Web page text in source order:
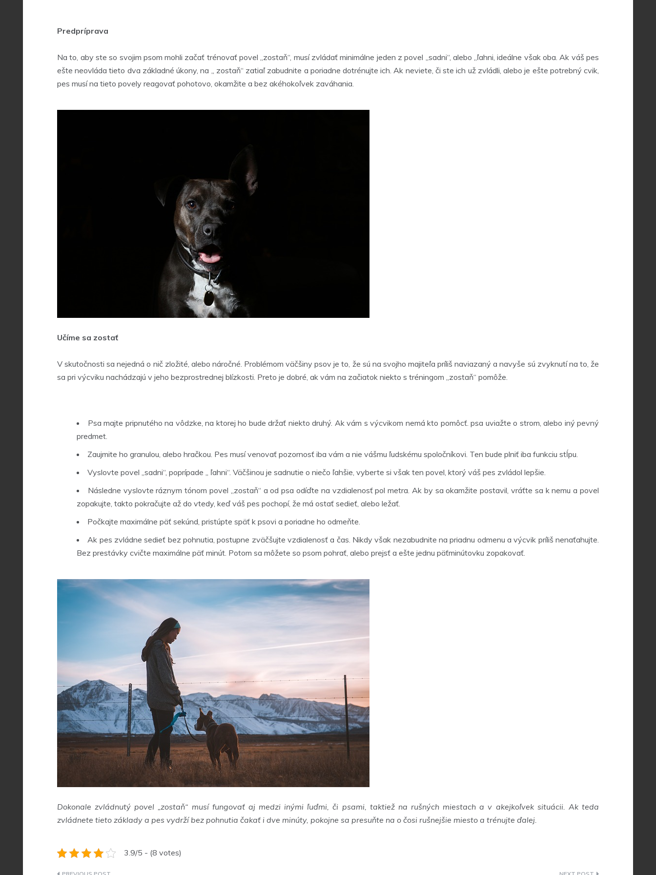
Predpríprava
Na to, aby ste so svojim psom mohli začať trénovať povel „zostaň“, musí zvládať minimálne jeden z povel „sadni“, alebo „ľahni, ideálne však oba. Ak váš pes
ešte neovláda tieto dva základné úkony, na „ zostaň“ zatiaľ zabudnite a poriadne dotrénujte ich. Ak neviete, či ste ich už zvládli, alebo je ešte potrebný cvik,
pes musí na tieto povely reagovať pohotovo, okamžite a bez akéhokoľvek zaváhania.
Učíme sa zostať
V skutočnosti sa nejedná o nič zložité, alebo náročné. Problémom väčšiny psov je to, že sú na svojho majiteľa príliš naviazaný a navyše sú zvyknutí na to, že
sa pri výcviku nachádzajú v jeho bezprostrednej blízkosti. Preto je dobré, ak vám na začiatok niekto s tréningom „zostaň“ pomôže.
Psa majte pripnutého na vôdzke, na ktorej ho bude držať niekto druhý. Ak vám s výcvikom nemá kto pomôcť. psa uviažte o strom, alebo iný pevný
predmet.
Zaujmite ho granulou, alebo hračkou. Pes musí venovať pozornosť iba vám a nie vášmu ľudskému spoločníkovi. Ten bude plniť iba funkciu stĺpu.
Vyslovte povel „sadni“, poprípade „ ľahni“. Väčšinou je sadnutie o niečo ľahšie, vyberte si však ten povel, ktorý váš pes zvládol lepšie.
Následne vyslovte ráznym tónom povel „zostaň“ a od psa odíďte na vzdialenosť pol metra. Ak by sa okamžite postavil, vráťte sa k nemu a povel
zopakujte, takto pokračujte až do vtedy, keď váš pes pochopí, že má ostať sedieť, alebo ležať.
Počkajte maximálne päť sekúnd, pristúpte späť k psovi a poriadne ho odmeňte.
Ak pes zvládne sedieť bez pohnutia, postupne zväčšujte vzdialenosť a čas. Nikdy však nezabudnite na priadnu odmenu a výcvik príliš nenaťahujte.
Bez prestávky cvičte maximálne päť minút. Potom sa môžete so psom pohrať, alebo prejsť a ešte jednu päťminútovku zopakovať.
Dokonale zvládnutý povel „zostaň“ musí fungovať aj medzi inými ľuďmi, či psami, taktiež na rušných miestach a v akejkoľvek situácii. Ak teda
zvládnete tieto základy a pes vydrží bez pohnutia čakať i dve minúty, pokojne sa presuňte na o čosi rušnejšie miesto a trénujte ďalej.
3.9/5 - (8 votes)